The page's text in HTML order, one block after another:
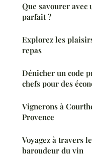
Que savourer avec
parfait ?
Explorez les
repas
Dénicher un code
chefs pour des
Vignerons à
Provence
Voyagez à travers
baroudeur du vin